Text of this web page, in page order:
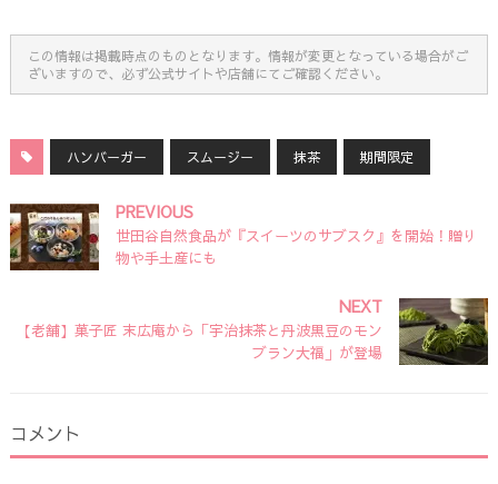
この情報は掲載時点のものとなります。情報が変更となっている場合がご
ざいますので、必ず公式サイトや店舗にてご確認ください。
ハンバーガー スムージー 抹茶 期間限定
PREVIOUS
世田谷自然食品が『スイーツのサブスク』を開始！贈り
物や手土産にも
NEXT
【老舗】菓子匠 末広庵から「宇治抹茶と丹波黒豆のモン
ブラン大福」が登場
コメント